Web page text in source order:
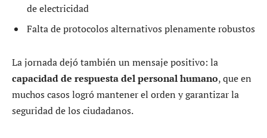
de electricidad
Falta de protocolos alternativos plenamente robustos
La jornada dejó también un mensaje positivo: la
capacidad de respuesta del personal humano, que en
muchos casos logró mantener el orden y garantizar la
seguridad de los ciudadanos.